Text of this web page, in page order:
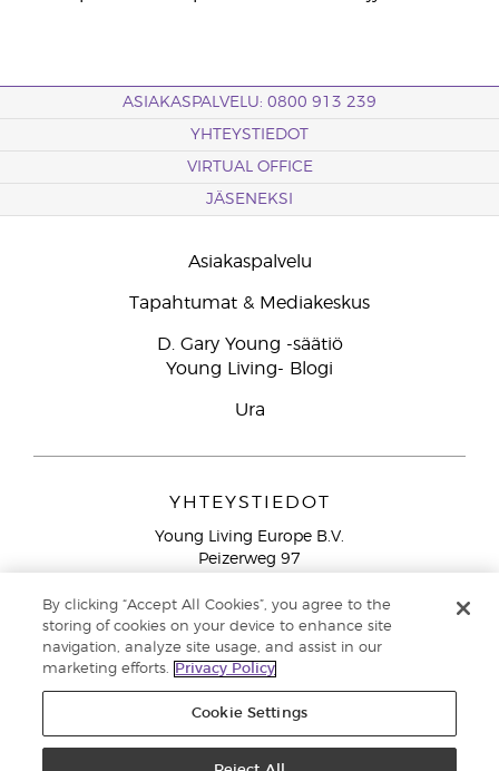
ASIAKASPALVELU: 0800 913 239
YHTEYSTIEDOT
VIRTUAL OFFICE
JÄSENEKSI
Asiakaspalvelu
Tapahtumat & Mediakeskus
D. Gary Young -säätiö
Young Living- Blogi
Ura
YHTEYSTIEDOT
Young Living Europe B.V.
Peizerweg 97
Netherlands
Ilmainen yhteydenotto lankanumeroista Suomesta
913 239
Email: asiakaspalvelu@youngliving.com
By clicking “Accept All Cookies”, you agree to the
storing of cookies on your device to enhance site
navigation, analyze site usage, and assist in our
marketing efforts.
Privacy Policy
Cookie Settings